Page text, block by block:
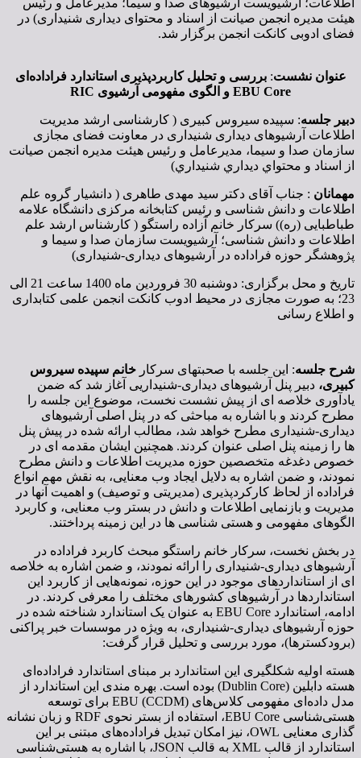
اطلاعات؛ آرشیویست آرشیوهای صدا و سیما؛ مدیرعامل و رئیس
هیئت مدیره انجمن صیانت از اسناد و محتوای دیداری شنیداری) در
فضای ادوبی کانکت انجمن برگزار شد.
عنوان نشست:بررسی و تحلیل کاربردپذیری استاندارد فراداده‌ای
EBU Core و الگوی مفهومی آرشیوی RIC
دبیر جلسه: سپیده سیروس کبیری ( کارشناسی ارشد مدیریت
اطلاعات آرشیوهای دیداری شنیداری در معاونت فضای مجازی
سازمان صدا و سیما، مديرعامل و رئیس هیئت مدیره انجمن صيانت
از اسناد و محتواي ديداري شنيداري)
مهمانان : جناب آقای دکتر سید مهدی طاهری ( دانشیار گروه علم
اطلاعات و دانش شناسی و رئیس کتابخانه مرکزی دانشگاه علامه
طباطبایی (ره)) سرکار خانم آزاده راستگو ( کارشناس ارشد علم
اطلاعات و دانش شناسی؛ آرشیویست سازمان صدا و سیما و
پژوهشگر حوزه فراداده در آرشیوهای دیداری-شنیداری)
تاریخ و محل برگزاری: دوشنبه 30 فروردین ماه 1400 ساعت 21 الی
23؛ به صورت مجازی در محیط ادوب کانکت انجمن علمی کتابداری
و اطلاع رسانی
شرح جلسه: این جلسه با صحبتهای سرکار خانم سپیده سیروس
کبیری، دبیر پنل آرشیوهای دیداری-شنیداریی آغاز شد که ضمن
یادآوری خلاصه ای از پیش نشست نخست، موضوع این جلسه را
مطرح کردند و با اشاره به مباحثی که در پنل اصلی آرشیوهای
دیداری-شنیداری مطرح خواهد شد، مطالب ارائه شده در پیش پنل
ها را زمینه پنل اصلی عنوان کردند. همچنین ایشان مقدمه ای در
خصوص دغدغه متخصصین حوزه مدیریت اطلاعات و دانش مطرح
نمودند، و ضمن اشاره به دلایل ایجاد وب معنایی، به نقش مهم انواع
فراداده از لحاظ کارکردپذیری (مدیریتی و توصیف) و اهمیت آنها در
مدیریت و بازنمایی اطلاعات و دانش در بستر وب معنایی، و کاربرد
الگوهای مفهومی و هستی شناسی ها در این زمینه پرداختند.
در بخش نخست، سرکار خانم راستگو مبحث کاربرد فراداده در
آرشیوهای دیداری-شنیداری را ارائه نمودند، و ضمن اشاره به خلاصه
ای از استانداردهای موجود در این حوزه، نمونه‌هایی از کاربرد این
استانداردها در آرشیوهای کشورهای مختلف را معرفی کردند. در
ادامه، استاندارد EBU Core به عنوان یک استاندارد شناخته شده در
حوزه آرشیوهای دیداری-شنیداری، به ویژه در موسسات خبر پراکنی
(برودکسترها)، مورد بررسی و تحلیل قرار گرفت:
هسته اولیه شکل­گیری این استاندارد بر مبنای استاندارد فراداده‌ای
هسته دابلین (Dublin Core) بوده است. بهره مندی این استاندارد از
مدل داده‌ای مفهومی کلاس‌های EBU (CCDM) برای توسعه
هستی‌شناسی EBU Core، استفاده از بستر نحوی RDF و زبان نشانه
گذاری معنایی OWL، نیز امکان تبدیل فراداده‌های مبتنی بر این
استاندارد از قالب XML به قالب JSON، با اشاره به هستی‌شناسی